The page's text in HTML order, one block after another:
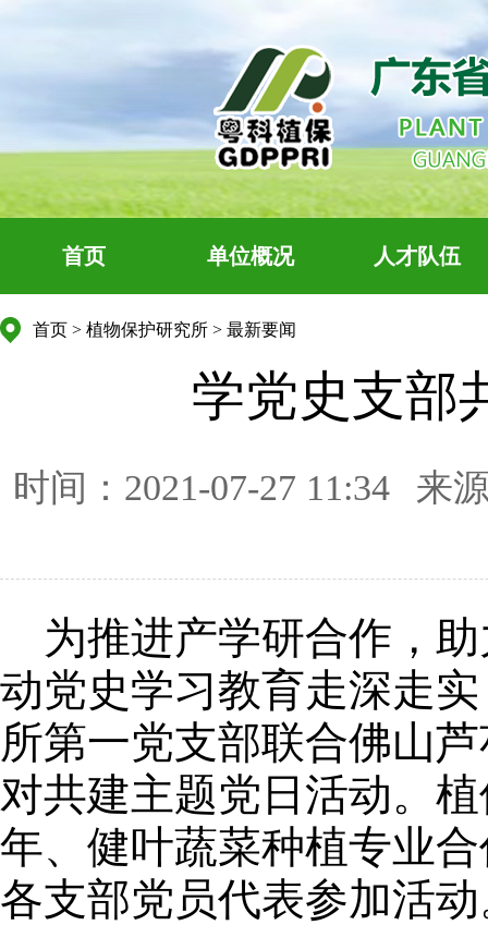
首页 单位概况 人才队伍
首页 > 植物保护研究所 > 最新要闻
学党史支部
时间：2021-07-27 11:34 来
为推进产学研合作，助
动党史学习教育走深走
所第一党支部联合佛山
对共建主题党日活动。
年、健叶蔬菜种植专业
各支部党员代表参加活